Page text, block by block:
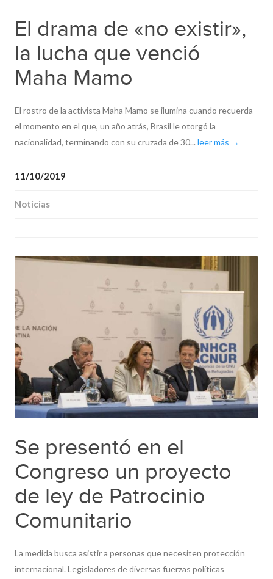
El drama de «no existir»,
la lucha que venció
Maha Mamo
El rostro de la activista Maha Mamo se ilumina cuando recuerda
el momento en el que, un año atrás, Brasil le otorgó la
nacionalidad, terminando con su cruzada de 30... leer más →
11/10/2019
Noticias
Se presentó en el
Congreso un proyecto
de ley de Patrocinio
Comunitario
La medida busca asistir a personas que necesiten protección
internacional. Legisladores de diversas fuerzas políticas